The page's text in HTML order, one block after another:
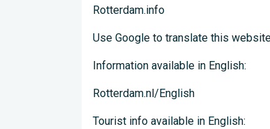
Rotterdam.info
Use Google to translate this
Information available in English:
Rotterdam.nl/English
Tourist info available in English: